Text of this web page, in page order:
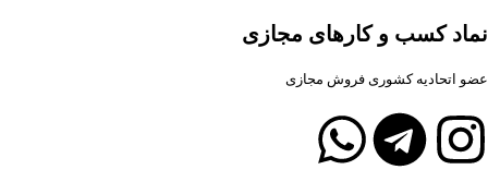
نماد کسب و کارهای مجازی
عضو اتحادیه کشوری فروش مجازی